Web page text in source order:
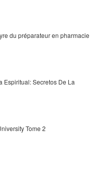
du préparateur en pharmacie
Espiritual: Secretos De La
Tome 2